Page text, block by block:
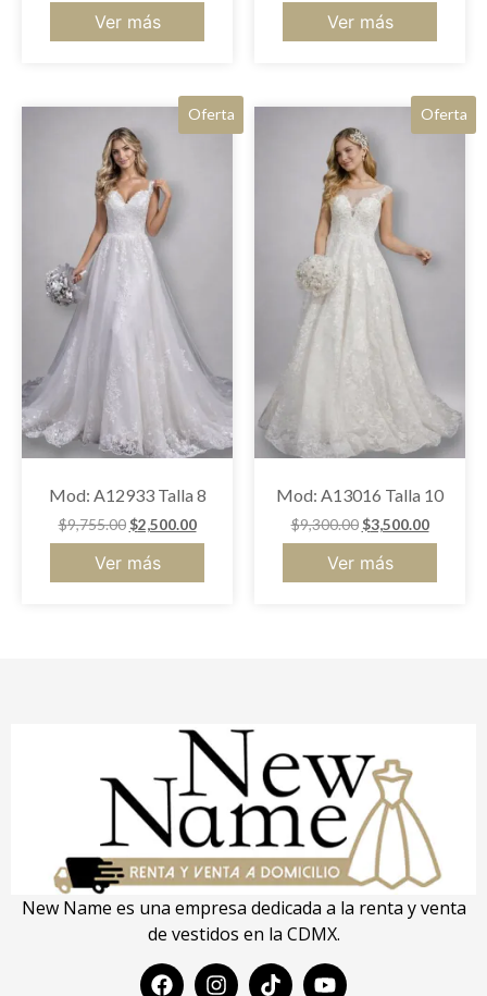
Ver más Ver más
Oferta
Mod: A12933 Talla 8
$9,755.00 $2,500.00
Ver más
Oferta
Mod: A13016 Talla 10
$9,300.00 $3,500.00
Ver más
New Name es una empresa dedicada a la renta y venta
de vestidos en la CDMX.